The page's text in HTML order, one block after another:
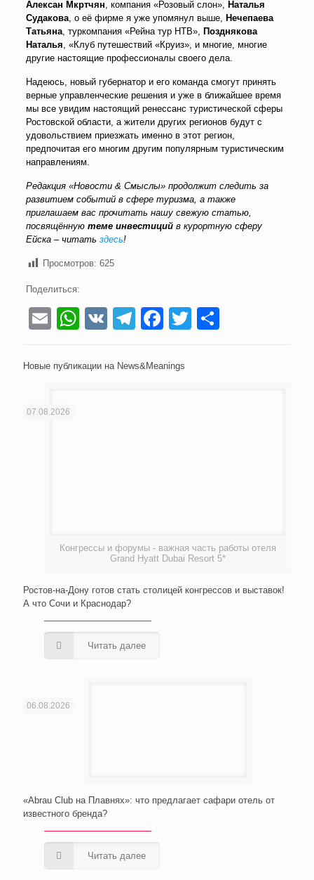
Алексан Мкртчян, компания «Розовый слон», Наталья
Судакова, о её фирме я уже упомянул выше, Нечепаева
Татьяна, туркомпания «Рейна тур НТВ», Позднякова
Наталья, «Клуб путешествий «Круиз», и многие, многие
другие настоящие профессионалы своего дела.
Надеюсь, новый губернатор и его команда смогут принять
верные управленческие решения и уже в ближайшее время
мы все увидим настоящий ренессанс туристической сферы
Ростовской области, а жители других регионов будут с
удовольствием приезжать именно в этот регион,
предпочитая его многим другим популярным туристическим
направлениям.
Редакция «Новости & Смыслы» продолжит следить за
развитием событий в сфере туризма, а также
приглашаем вас прочитать нашу свежую статью,
посвящённую теме инвестицийв курортную сферу
Ейска – читать здесь!
Просмотров: 625
Поделиться:
EmailWhatsApp
VKTelegram
Facebook
Twitter
Новые публикации на News&Meanings
Конгрессы и форумы - важная часть работы отеля
Grand Hyatt Dubai Resort 5*
07.08.2026
Ростов-на-Дону готов стать столицей конгрессов и выставок!
А что Сочи и Краснодар?
Читать далее
06.08.2026
«Abrau Club на Плавнях»: что предлагает сафари отель от
известного бренда?
Читать далее